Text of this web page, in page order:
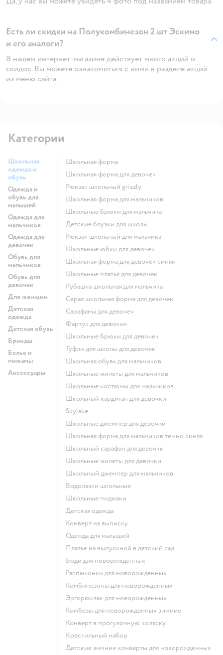
Есть ли скидки на Полукомбинезон 2 шт Эскимо
и его аналоги?
В нашем интернет-магазине действует много акций и
скидок. Вы можете ознакомиться с ними в разделе акций
из меню сайта.
Категории
Школьная
одежда и
обувь
Одежда и
обувь для
малышей
Одежда для
мальчиков
Одежда для
девочек
Обувь для
мальчиков
Обувь для
девочек
Для женщин
Детская
одежда
Детская обувь
Бренды
Белье и
пижамы
Аксессуары
Школьная форма
Школьная форма для девочек
Рюкзак школьный grizzly
Школьная форма для мальчиков
Школьные брюки для мальчика
Детские блузки для школы
Рюкзак школьный для мальчика
Школьные юбки для девочек
Школьная форма для девочек синяя
Школьные платья для девочек
Рубашка школьная для мальчика
Серая школьная форма для девочек
Сарафаны для девочек
Фартук для девочки
Школьные брюки для девочек
Туфли для школы для девочек
Школьная обувь для мальчиков
Школьные жилеты для мальчиков
Школьные костюмы для мальчиков
Школьный кардиган для девочки
Skylake
Школьные джемпер для девочки
Школьная форма для мальчиков темно синяя
Школьный сарафан для девочки
Школьные жилеты для девочки
Школьный джемпер для мальчиков
Водолазки школьные
Школьные пиджаки
Детская одежда
Конверт на выписку
Одежда для малышей
Платье на выпускной в детский сад
Боди для новорожденных
Распашонки для новорожденных
Комбинезоны для новорожденных
Эргорюкзак для новорожденных
Комбезы для новорожденных зимние
Конверт в прогулочную коляску
Крестильный набор
Детские зимние конверты для новорожденных